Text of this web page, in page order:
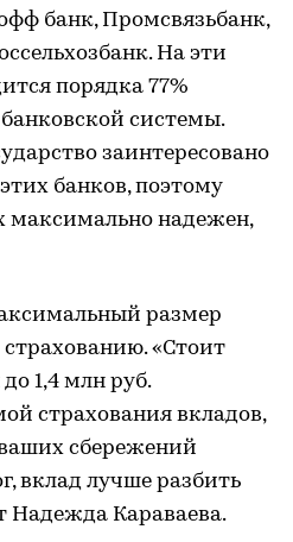
банк, Промсвязьбанк,
На эти
порядка 77%
системы.
заинтересовано
банков, поэтому
максимально надежен,
размер
«Стоит
1,4 млн руб.
страхования вкладов,
сбережений
вклад лучше разбить
Надежда Караваева.